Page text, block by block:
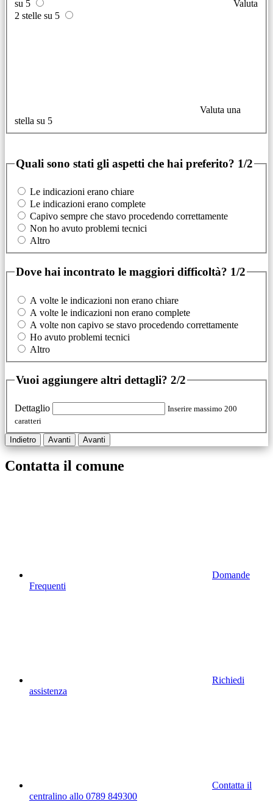
su 5
Valuta
2 stelle su 5
Valuta una
stella su 5
Quali sono stati gli aspetti che hai preferito? 1/2
Le indicazioni erano chiare
Le indicazioni erano complete
Capivo sempre che stavo procedendo correttamente
Non ho avuto problemi tecnici
Altro
Dove hai incontrato le maggiori difficoltà? 1/2
A volte le indicazioni non erano chiare
A volte le indicazioni non erano complete
A volte non capivo se stavo procedendo correttamente
Ho avuto problemi tecnici
Altro
Vuoi aggiungere altri dettagli? 2/2
Dettaglio
Inserire massimo 200
caratteri
Indietro Avanti Avanti
Contatta il comune
Domande
Frequenti
Richiedi
assistenza
Contatta il
centralino allo 0789 849300